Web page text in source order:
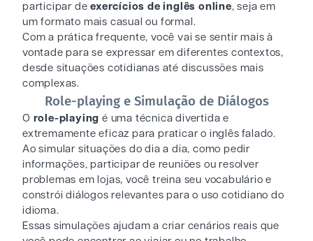
participar deexercícios de inglês online, seja em
um formato mais casual ou formal.
Com a prática frequente, você vai se sentir mais à
vontade para se expressar em diferentes contextos,
desde situações cotidianas até discussões mais
complexas.
Role-playing e Simulação de Diálogos
O role-playing é uma técnica divertida e
extremamente eficaz para praticar o inglês falado.
Ao simular situações do dia a dia, como pedir
informações, participar de reuniões ou resolver
problemas em lojas, você treina seu vocabulário e
constrói diálogos relevantes para o uso cotidiano do
idioma.
Essas simulações ajudam a criar cenários reais que